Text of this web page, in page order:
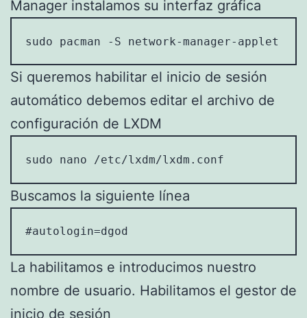
Manager instalamos su interfaz gráfica
sudo pacman -S network-manager-applet
Si queremos habilitar el inicio de sesión
automático debemos editar el archivo de
configuración de LXDM
sudo nano /etc/lxdm/lxdm.conf
Buscamos la siguiente línea
La habilitamos e introducimos nuestro
nombre de usuario. Habilitamos el gestor de
inicio de sesión